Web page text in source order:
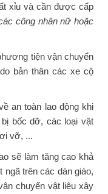
xỉu và cần được cấp
công nhân nữ hoặc
tiện vận chuyển
bản thân các xe cộ
an toàn lao động khi
bốc dỡ, các loại vật
vỡ, ...
sẽ làm tăng cao khả
ngã trên các dàn giáo,
chuyển vật liệu xây